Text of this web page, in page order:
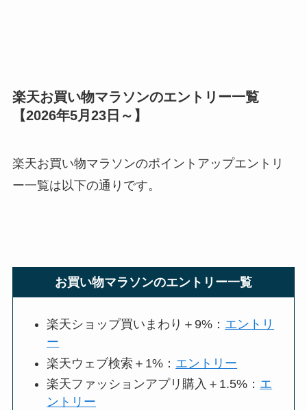
楽天お買い物マラソンのエントリー一覧
【2026年5月23日～】
楽天お買い物マラソンのポイントアップエントリ
ー一覧は以下の通りです。
お買い物マラソンのエントリー一覧
楽天ショップ買いまわり＋9%： エントリ
ー
楽天ウェブ検索＋1%： エントリー
楽天ファッションアプリ購入＋1.5%： エ
ントリー